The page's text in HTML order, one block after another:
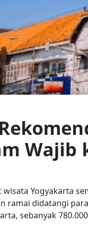
Wajib
wisata Yogyakarta
ramai didatangi
sebanyak